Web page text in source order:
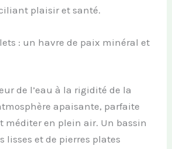
plaisir et santé.
: un havre de paix minéral et
de l’eau à la rigidité de la
apaisante, parfaite
méditer en plein air. Un bassin
lisses et de pierres plates